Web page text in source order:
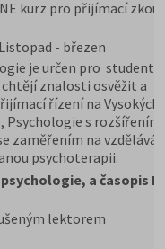
kurz pro přijímací
- březen
je určen pro studenty
znalosti osvěžit a
řízení na Vysokých
s rozšířením
zaměřením na
psychoterapii.
a časopis
lektorem